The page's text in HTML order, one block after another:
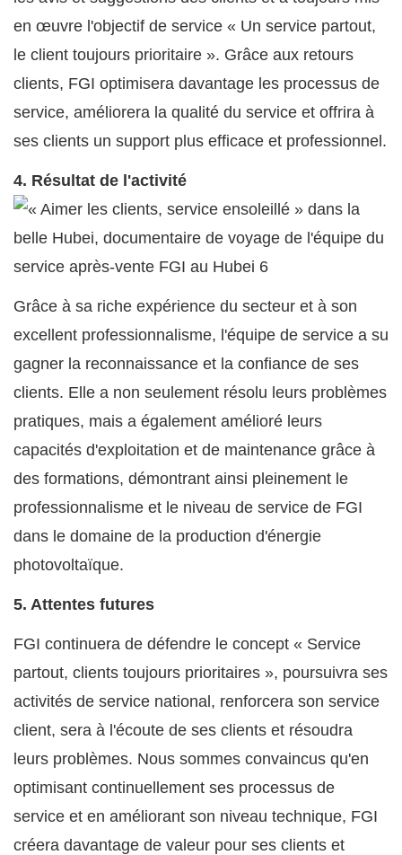
en œuvre l'objectif de service « Un service partout,
le client toujours prioritaire ». Grâce aux retours
clients, FGI optimisera davantage les processus de
service, améliorera la qualité du service et offrira à
ses clients un support plus efficace et professionnel.
4. Résultat de l'activité
Grâce à sa riche expérience du secteur et à son
excellent professionnalisme, l'équipe de service a su
gagner la reconnaissance et la confiance de ses
clients. Elle a non seulement résolu leurs problèmes
pratiques, mais a également amélioré leurs
capacités d'exploitation et de maintenance grâce à
des formations, démontrant ainsi pleinement le
professionnalisme et le niveau de service de FGI
dans le domaine de la production d'énergie
photovoltaïque.
5. Attentes futures
FGI continuera de défendre le concept « Service
partout, clients toujours prioritaires », poursuivra ses
activités de service national, renforcera son service
client, sera à l'écoute de ses clients et résoudra
leurs problèmes. Nous sommes convaincus qu'en
optimisant continuellement ses processus de
service et en améliorant son niveau technique, FGI
créera davantage de valeur pour ses clients et